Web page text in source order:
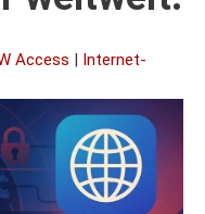
Access | Internet-